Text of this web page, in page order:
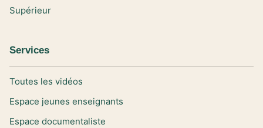
Supérieur
Services
Toutes les vidéos
Espace jeunes enseignants
Espace documentaliste